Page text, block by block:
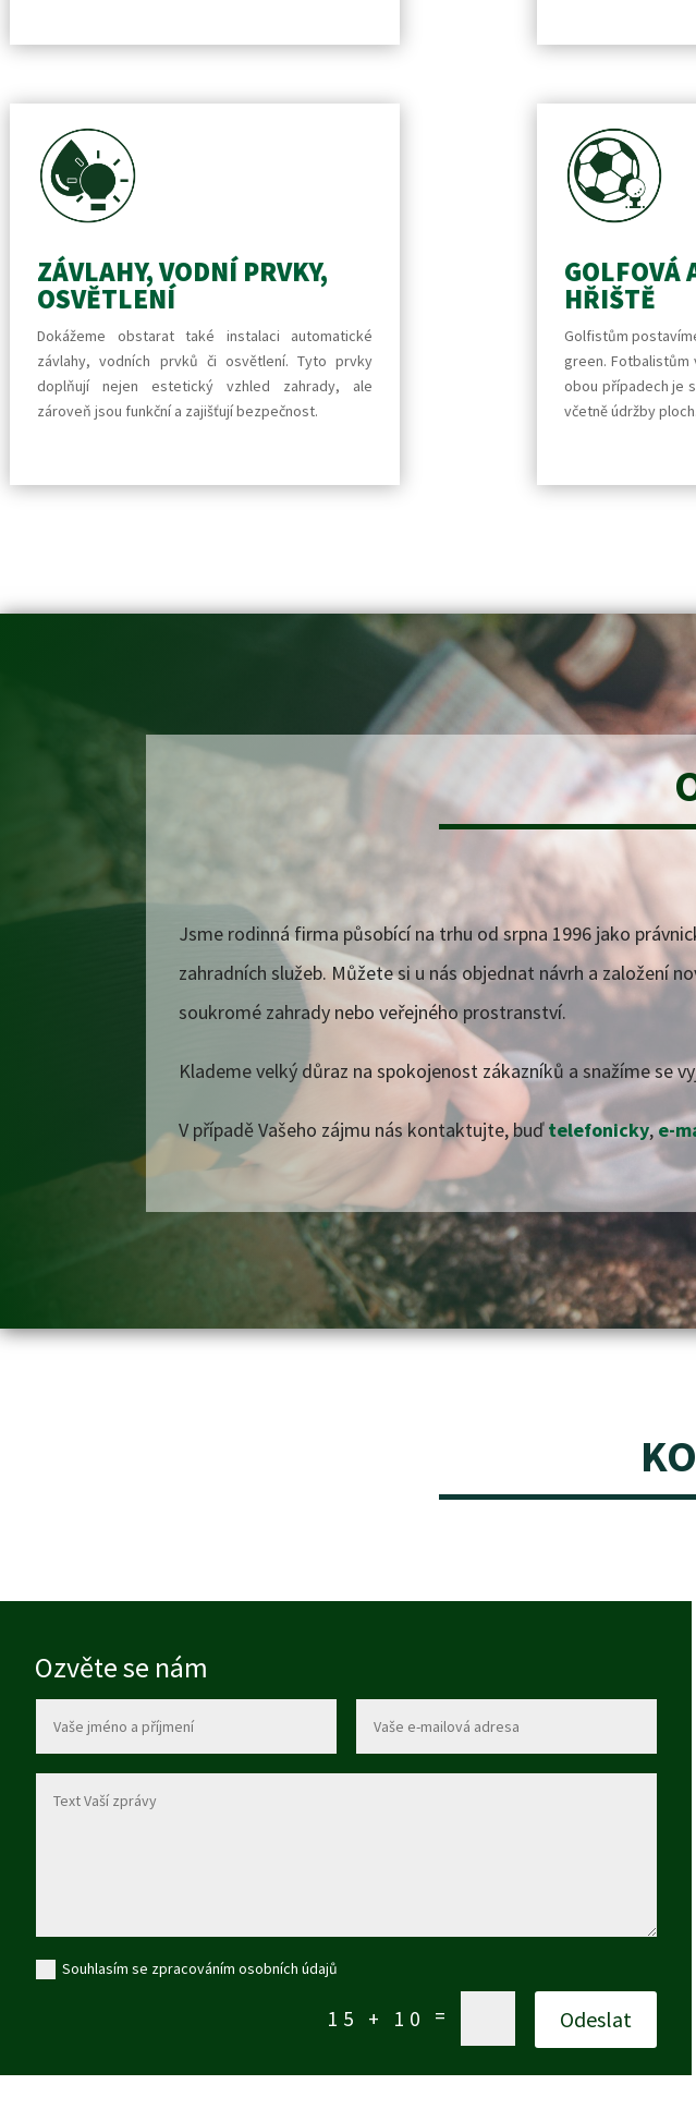
ZÁVLAHY, VODNÍ PRVKY,
OSVĚTLENÍ
Dokážeme obstarat také instalaci automatické
závlahy, vodních prvků či osvětlení. Tyto prvky
doplňují nejen estetický vzhled zahrady, ale
zároveň jsou funkční a zajišťují bezpečnost.
GOLFOVÁ
HŘIŠTĚ
Golfistům
green. Fotbalistům
obou případech je
včetně údržby ploch.
Jsme rodinná firma působící na trhu od srpna 1996 jako
zahradních služeb. Můžete si u nás objednat návrh a založení
soukromé zahrady nebo veřejného prostranství.
Klademe velký důraz na spokojenost zákazníků a snažíme se
V případě Vašeho zájmu nás kontaktujte, buďtelefonicky,e-
Ozvěte se nám
Souhlasím se zpracováním osobních údajů
15 + 10 = Odeslat